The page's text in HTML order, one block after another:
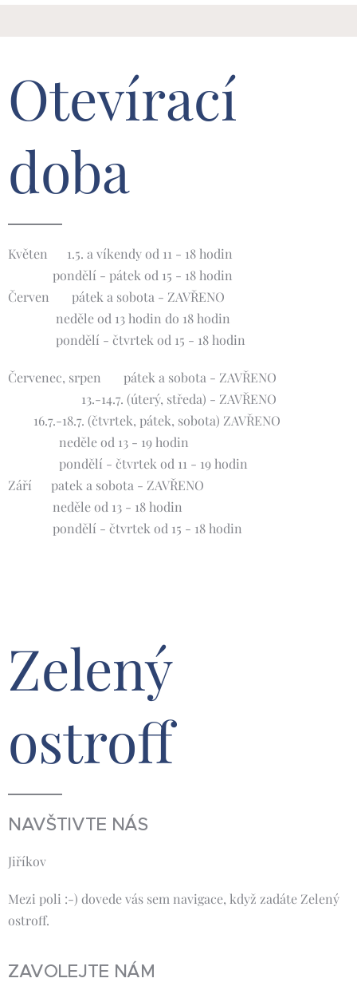
Otevírací
doba
Květen 🌸1.5. a víkendy od 11 - 18 hodin
pondělí - pátek od 15 - 18 hodin
Červen 🌺 pátek a sobota - ZAVŘENO
neděle od 13 hodin do 18 hodin
pondělí - čtvrtek od 15 - 18 hodin
Červenec, srpen 🌞 pátek a sobota - ZAVŘENO
13.-14.7. (úterý, středa) - ZAVŘENO
16.7.-18.7. (čtvrtek, pátek, sobota) ZAVŘENO
neděle od 13 - 19 hodin
pondělí - čtvrtek od 11 - 19 hodin
Září 🍀patek a sobota - ZAVŘENO
neděle od 13 - 18 hodin
pondělí - čtvrtek od 15 - 18 hodin
Zelený
ostroff
NAVŠTIVTE NÁS
Jiříkov
Mezi poli :-) dovede vás sem navigace, když zadáte Zelený
ostroff.
ZAVOLEJTE NÁM